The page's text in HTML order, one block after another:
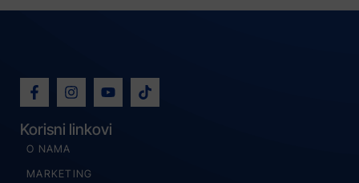
Korisni linkovi
O NAMA
MARKETING